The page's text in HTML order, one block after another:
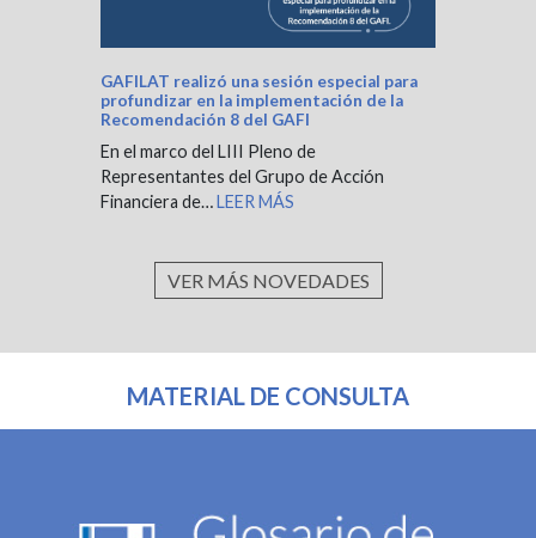
GAFILAT realizó una sesión especial para
profundizar en la implementación de la
Recomendación 8 del GAFI
En el marco del LIII Pleno de
Representantes del Grupo de Acción
Financiera de…LEER MÁS
VER MÁS NOVEDADES
MATERIAL DE CONSULTA